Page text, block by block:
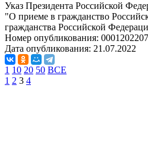
Указ Президента Российской
"О приеме в гражданство
гражданства Российской
Номер опубликования:
Дата опубликования: 21.07.2022
1 10 20 50 ВСЕ
1 2 3 4